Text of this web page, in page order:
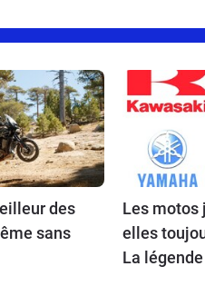
des
sans
Les motos
elles
La